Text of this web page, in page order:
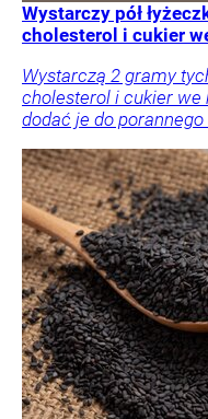
Wystarczy pół
cholesterol i cukier
Wystarczą 2 gramy
cholesterol i cukier we
dodać je do